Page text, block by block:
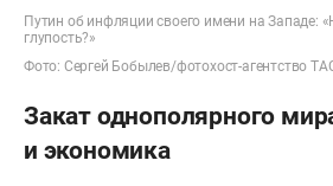
Путин об инфляции своего имени на Западе:
глупость?»
Фото: Сергей Бобылев/фотохост-агентство
Закат однополярного
и экономика